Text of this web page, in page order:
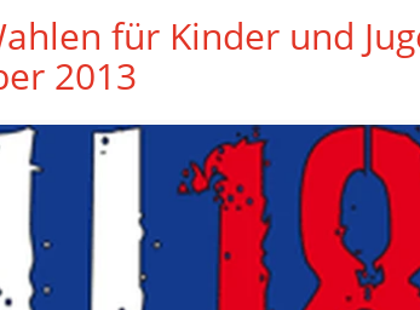
für Kinder und
2013